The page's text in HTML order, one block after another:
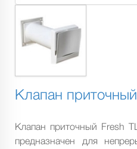
Клапан
Клапан приточный Fresh
предназначен для